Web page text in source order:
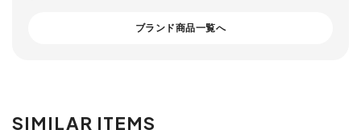
ブランド商品一覧へ
SIMILAR ITEMS